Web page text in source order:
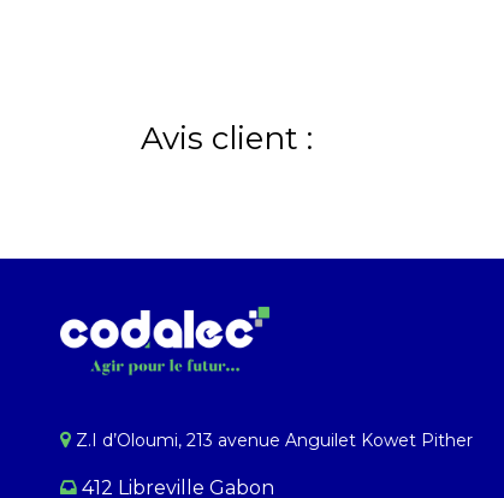
Avis client :
Z.I d’Oloumi, 213 avenue Anguilet Kowet Pither​
412 Libreville Gabon